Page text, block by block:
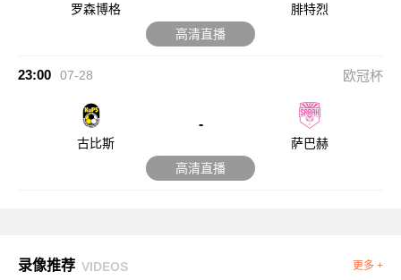
罗森博格
腓特烈
高清直播
23:00 07-28 欧冠杯
古比斯
-
萨巴赫
高清直播
录像推荐 VIDEOS 更多 +